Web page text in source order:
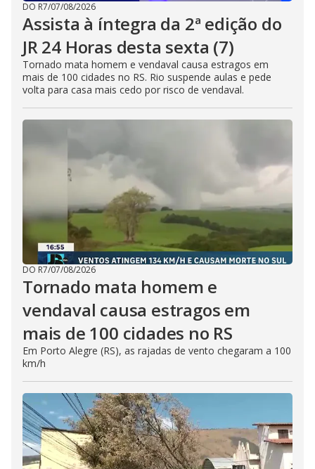
DO R7/07/08/2026
Assista à íntegra da 2ª edição do
JR 24 Horas desta sexta (7)
Tornado mata homem e vendaval causa estragos em
mais de 100 cidades no RS. Rio suspende aulas e pede
volta para casa mais cedo por risco de vendaval.
DO R7/07/08/2026
Tornado mata homem e
vendaval causa estragos em
mais de 100 cidades no RS
Em Porto Alegre (RS), as rajadas de vento chegaram a 100
km/h